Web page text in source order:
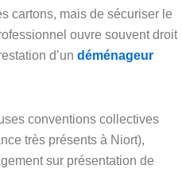
cartons, mais de sécuriser le
ouvre souvent droit
d’un déménageur
conventions collectives
très présents à Niort),
sur présentation de